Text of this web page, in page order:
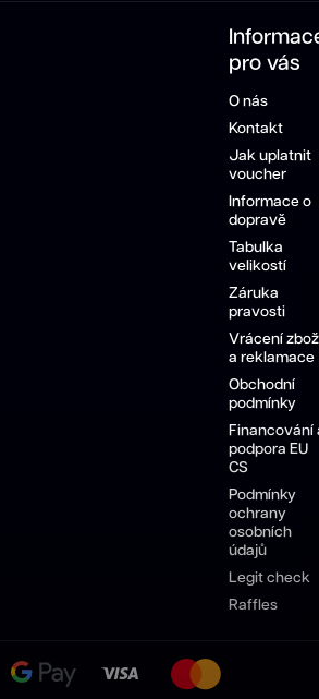
pro vás
O nás
Kontakt
Jak uplatnit
voucher
Informace o
dopravě
Tabulka
velikostí
Záruka
pravosti
Vrácení
a reklamace
Obchodní
podmínky
Financování
podpora EU
CS
Podmínky
ochrany
osobních
údajů
Legit check
Raffles